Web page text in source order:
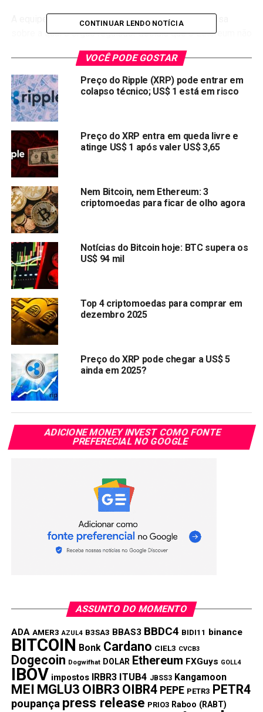
A equipe da Ripple procurou trazer à tona a premissa
sobre a qual o órgão regulador decidiu que o Ethereum não
permitisse revelar inconsistências no processo contra
eles e provar que o XRP também não é um título.
Na decisão, a juíza Sarah Netburn revelou que os detalhes
nos documentos não continham nada que revelasse
vínculos essenciais nos processos de deliberação e,
como tal, não poderiam ser protegidos por privilégio.
O Processo
A oitava maior criptomoeda em valor de mercado Ripple
(XRP), está sendo
vender XRP como um título não registrado desde 2013. A
SEC afirma que a XRP continua sendo um título não
registrado até hoje.
Em declarações à Fox Business, a equipe de defesa
de Ripple disse que está confiante em sua
posição. Eles afirmam que enfrentar a SEC em um cenário
de teste é necessário para trazer uma reforma mais justa
para o mercado de criptomoedas.
Compartilhar:
Copy
Link
WhatsApp
TÓPICOS RELACIONADOS: RIPPLE
Crypto.com perde US$ 34 milhões em hack que
CONTINUAR LENDO NOTÍCIA
VOCÊ PODE GOSTAR
Preço do Ripple (XRP) pode entrar em
colapso técnico; US$ 1 está em risco
Preço do XRP entra em queda livre e
atinge US$ 1 após valer US$ 3,65
Nem Bitcoin, nem Ethereum: 3
criptomoedas para ficar de olho agora
Notícias do Bitcoin hoje: BTC supera os
US$ 94 mil
Top 4 criptomoedas para comprar em
dezembro 2025
Preço do XRP pode chegar a US$ 5
ainda em 2025?
ADICIONE MONEY INVEST COMO FONTE
PREFERECIAL NO GOOGLE
ASSUNTO DO MOMENTO
ADA AMER3 AZUL4 B3SA3 BBAS3 BBDC4 BIDI11 binance
BITCOIN Bonk Cardano CIEL3 CVCB3
Dogecoin Dogwifhat DOLAR Ethereum FXGuys GOLL4
IBOV impostos IRBR3 ITUB4 JBSS3 Kangamoon
MEI MGLU3 OIBR3 OIBR4 PEPE PETR3 PETR4
poupança press release PRIO3 Raboo (RABT)